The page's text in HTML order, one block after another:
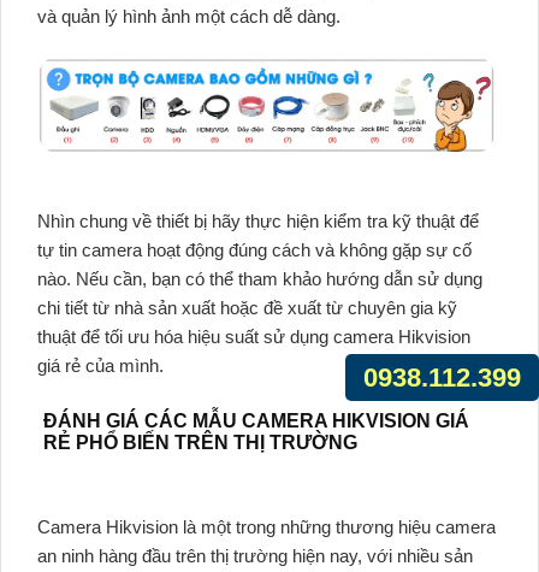
và quản lý hình ảnh một cách dễ dàng.
Nhìn chung về thiết bị hãy thực hiện kiểm tra kỹ thuật để
tự tin camera hoạt động đúng cách và không gặp sự cố
nào. Nếu cần, bạn có thể tham khảo hướng dẫn sử dụng
chi tiết từ nhà sản xuất hoặc đề xuất từ chuyên gia kỹ
thuật để tối ưu hóa hiệu suất sử dụng camera Hikvision
giá rẻ của mình.
ĐÁNH GIÁ CÁC MẪU CAMERA HIKVISION GIÁ
RẺ PHỔ BIẾN TRÊN THỊ TRƯỜNG
Camera Hikvision là một trong những thương hiệu camera
an ninh hàng đầu trên thị trường hiện nay, với nhiều sản
0938.112.399